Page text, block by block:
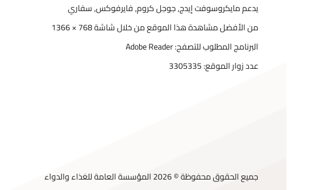
يدعم مايكروسوفت إيدج, جوجل كروم, فايرفوكس, سفاري
من الأفضل مشاهدة هذا الموقع من خلال شاشة 768 × 1366
البرنامج المطلوب للتصفح: Adobe Reader
عدد زوار الموقع:3305335
جميع الحقوق محفوظة © 2026 المؤسسة العامة للغذاء والدواء